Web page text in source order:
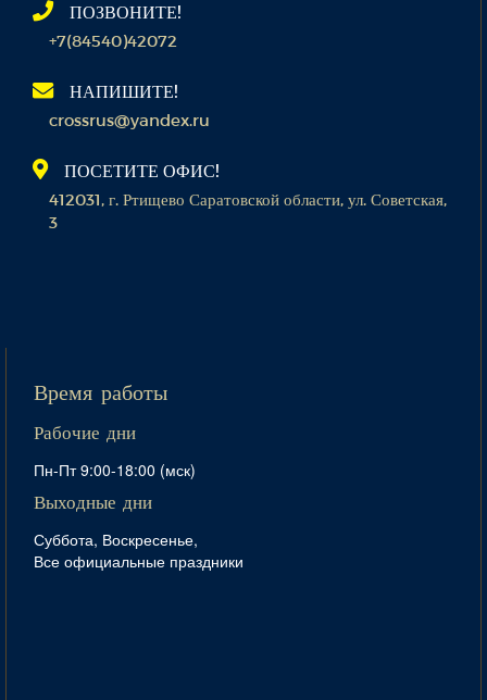
ПОЗВОНИТЕ!
+7(84540)42072
НАПИШИТЕ!
crossrus@yandex.ru
ПОСЕТИТЕ ОФИС!
412031, г. Ртищево Саратовской области, ул. Советская,
3
Время работы
Рабочие дни
Пн-Пт 9:00-18:00 (мск)
Выходные дни
Суббота, Воскресенье,
Все официальные праздники